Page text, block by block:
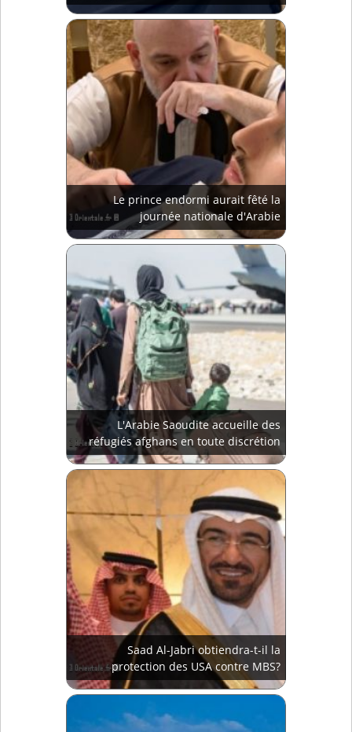
Le prince endormi aurait fêté la
journée nationale d'Arabie
L'Arabie Saoudite accueille des
réfugiés afghans en toute discrétion
Saad Al-Jabri obtiendra-t-il la
protection des USA contre MBS?